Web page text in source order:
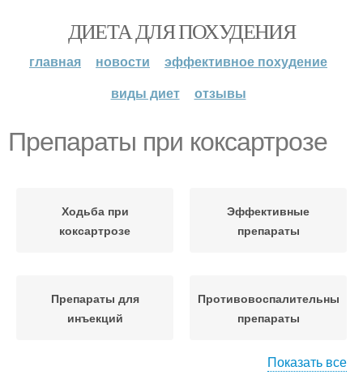
ДИЕТА ДЛЯ ПОХУДЕНИЯ
главная новости
эффективное похудение
виды диет
отзывы
Препараты при коксартрозе
Ходьба при
коксартрозе
Эффективные
препараты
Препараты для
инъекций
Противовоспалительные
препараты
Показать все